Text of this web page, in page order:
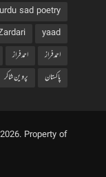
urdu sad poetry
yaad
احمد فراز
احمدفراز
پاکستان
پروین شاکر
Property of